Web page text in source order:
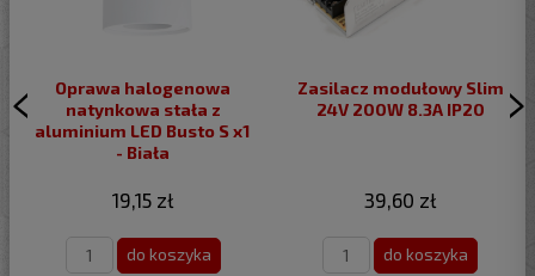
Oprawa halogenowa
natynkowa stała z
aluminium LED Busto S x1
- Biała
19,15 zł
do koszyka
Zasilacz modułowy Slim
24V 200W 8.3A IP20
39,60 zł
do koszyka